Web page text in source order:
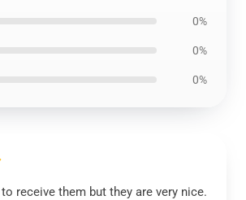
0%
0%
0%
receive them but they are very nice.